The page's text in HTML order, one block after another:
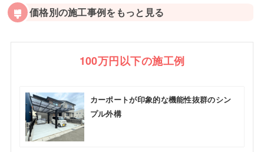
価格別の施工事例をもっと見る
100万円以下の施工例
カーポートが印象的な機能性抜群のシン
プル外構